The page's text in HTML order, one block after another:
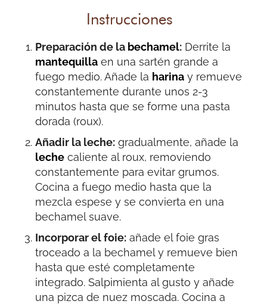
Instrucciones
Preparación de la bechamel: Derrite la
mantequilla en una sartén grande a
fuego medio. Añade la harina y remueve
constantemente durante unos 2-3
minutos hasta que se forme una pasta
dorada (roux).
Añadir la leche: gradualmente, añade la
leche caliente al roux, removiendo
constantemente para evitar grumos.
Cocina a fuego medio hasta que la
mezcla espese y se convierta en una
bechamel suave.
Incorporar el foie: añade el foie gras
troceado a la bechamel y remueve bien
hasta que esté completamente
integrado. Salpimienta al gusto y añade
una pizca de nuez moscada. Cocina a